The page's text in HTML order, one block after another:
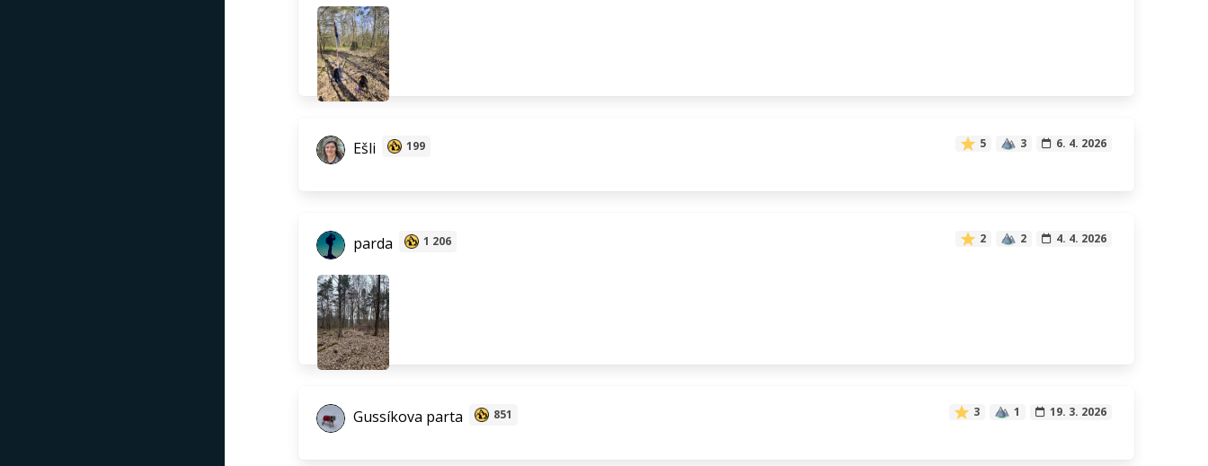
Ešli 199 5 3 6. 4. 2026
parda 1 206 2 2 4. 4. 2026
Gussíkova parta 851 3 1 19. 3. 2026